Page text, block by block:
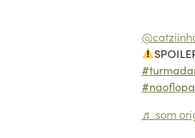
#naoflopa
♬ som